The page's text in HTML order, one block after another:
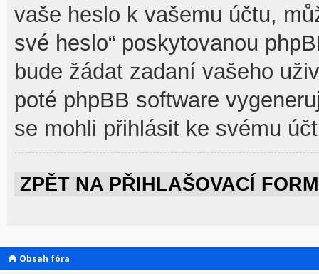
vaše heslo k vašemu účtu,
své heslo“ poskytovanou
bude žádat zadaní vašeho
poté phpBB software
se mohli přihlásit ke svému
ZPĚT NA PŘIHLAŠOVACÍ
Obsah fóra